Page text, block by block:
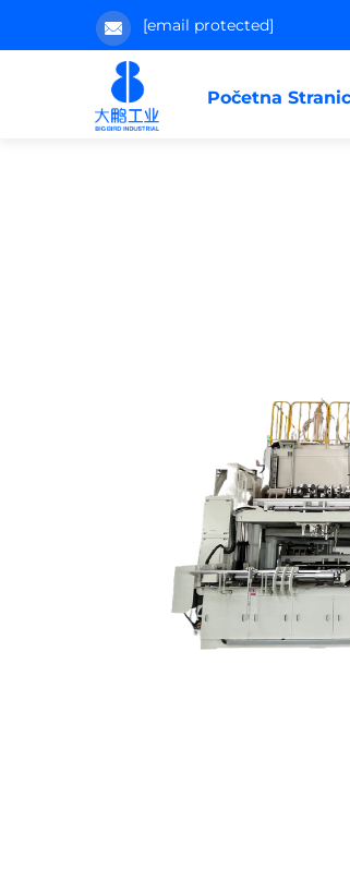
[email protected]
Početna